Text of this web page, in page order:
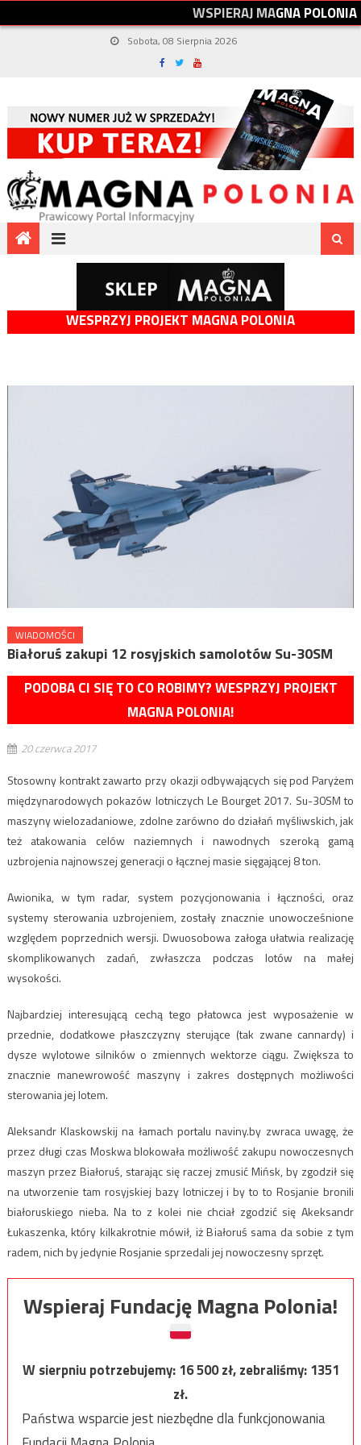
WSPIERAJMAGNAPOLONIA
Sobota, 08 Sierpnia 2026
WESPRZYJ PROJEKT MAGNA POLONIA
WIADOMOŚCI
Białoruś zakupi 12 rosyjskich samolotów Su-30SM
PODOBA CI SIĘ TO CO ROBIMY? WESPRZYJ PROJEKT
MAGNA POLONIA!
20 czerwca 2017
Stosowny kontrakt zawarto przy okazji odbywających się pod Paryżem
międzynarodowych pokazów lotniczych Le Bourget 2017. Su-30SM to
maszyny wielozadaniowe, zdolne zarówno do działań myśliwskich, jak
też atakowania celów naziemnych i nawodnych szeroką gamą
uzbrojenia najnowszej generacji o łącznej masie sięgającej 8 ton.
Awionika, w tym radar, system pozycjonowania i łączności, oraz
systemy sterowania uzbrojeniem, zostały znacznie unowocześnione
względem poprzednich wersji. Dwuosobowa załoga ułatwia realizację
skomplikowanych zadań, zwłaszcza podczas lotów na małej
wysokości.
Najbardziej interesującą cechą tego płatowca jest wyposażenie w
przednie, dodatkowe płaszczyzny sterujące (tak zwane cannardy) i
dysze wylotowe silników o zmiennych wektorze ciągu. Zwiększa to
znacznie manewrowość maszyny i zakres dostępnych możliwości
sterowania jej lotem.
Aleksandr Klaskowskij na łamach portalu naviny.by zwraca uwagę, że
przez długi czas Moskwa blokowała możliwość zakupu nowoczesnych
maszyn przez Białoruś, starając się raczej zmusić Mińsk, by zgodził się
na utworzenie tam rosyjskiej bazy lotniczej i by to to Rosjanie bronili
białoruskiego nieba. Na to z kolei nie chciał zgodzić się Akeksandr
Łukaszenka, który kilkakrotnie mówił, iż Białoruś sama da sobie z tym
radem, nich by jedynie Rosjanie sprzedali jej nowoczesny sprzęt.
Wspieraj Fundację Magna Polonia!
W sierpniu potrzebujemy:16 500zł, zebraliśmy:1351
zł.
Państwa wsparcie jest niezbędne dla funkcjonowania